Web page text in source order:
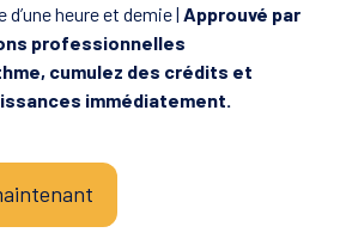
d’une heure et demie | Approuvé par
professionnelles
cumulez des crédits et
immédiatement.